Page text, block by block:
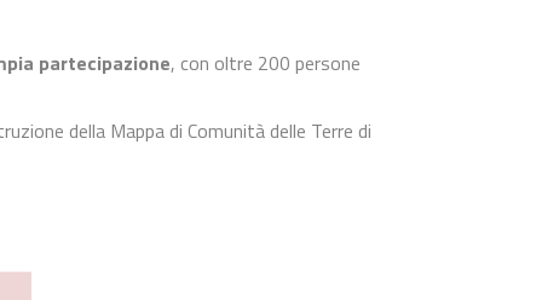
partecipazione, con oltre 200 persone
della Mappa di Comunità delle Terre di